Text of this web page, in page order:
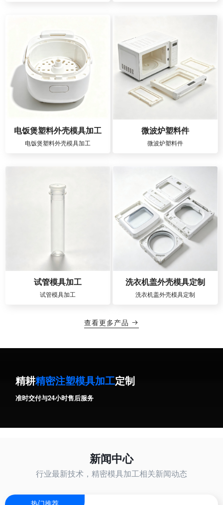
电饭煲塑料外壳模具加工
电饭煲塑料外壳模具加工
微波炉塑料件
微波炉塑料件
试管模具加工
试管模具加工
洗衣机盖外壳模具定制
洗衣机盖外壳模具定制
查看更多产品 
精耕精密注塑模具加工定制
准时交付与24小时售后服务
新闻中心
行业最新技术，精密模具加工相关新闻动态
热门推荐